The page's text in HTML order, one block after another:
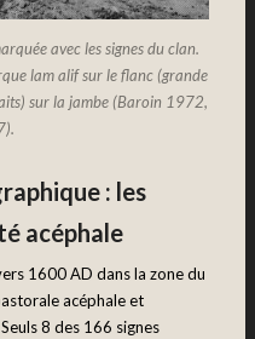
avec les signes du clan.
lam alif sur le flanc (grande
sur la jambe (Baroin 1972,
: les
acéphale
1600 AD dans la zone du
acéphale et
8 des 166 signes